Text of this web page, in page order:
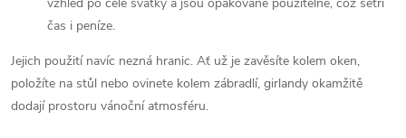
čas i peníze.
Jejich použití navíc nezná hranic. Ať už je zavěsíte kolem oken,
položíte na stůl nebo ovinete kolem zábradlí, girlandy okamžitě
dodají prostoru vánoční atmosféru.